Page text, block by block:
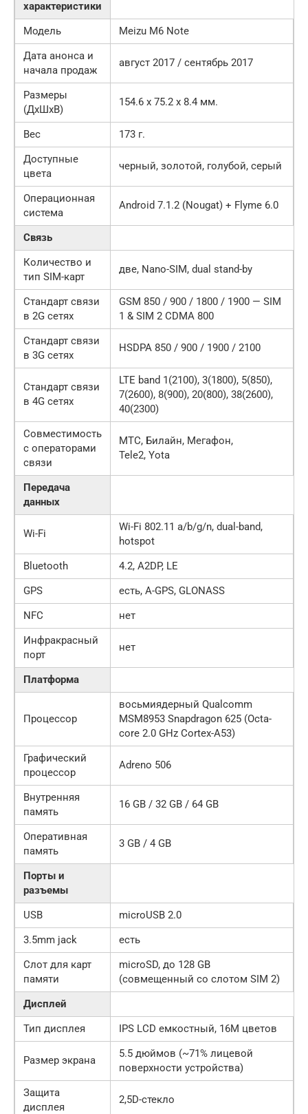
характеристики
Модель
Meizu M6 Note
Дата анонса и
начала продаж
август 2017 / сентябрь 2017
Размеры
(ДxШxВ)
154.6 x 75.2 x 8.4 мм.
Вес
173 г.
Доступные
цвета
черный, золотой, голубой, серый
Операционная
система
Android 7.1.2 (Nougat) + Flyme 6.0
Связь
Количество и
тип SIM-карт
две, Nano-SIM, dual stand-by
Стандарт связи
в 2G сетях
GSM 850 / 900 / 1800 / 1900 — SIM
1 & SIM 2 CDMA 800
Стандарт связи
в 3G сетях
HSDPA 850 / 900 / 1900 / 2100
Стандарт связи
в 4G сетях
LTE band 1(2100), 3(1800), 5(850),
7(2600), 8(900), 20(800), 38(2600),
40(2300)
Совместимость
с операторами
связи
МТС, Билайн, Мегафон,
Tele2, Yota
Передача
данных
Wi-Fi
Wi-Fi 802.11 a/b/g/n, dual-band,
hotspot
Bluetooth
4.2, A2DP, LE
GPS
есть, A-GPS, GLONASS
NFC
нет
Инфракрасный
порт
нет
Платформа
Процессор
восьмиядерный Qualcomm
MSM8953 Snapdragon 625 (Octa-
core 2.0 GHz Cortex-A53)
Графический
процессор
Adreno 506
Внутренняя
память
16 GB / 32 GB / 64 GB
Оперативная
память
3 GB / 4 GB
Порты и
разъемы
USB
microUSB 2.0
3.5mm jack
есть
Слот для карт
памяти
microSD, до 128 GB
(совмещенный со слотом SIM 2)
Дисплей
Тип дисплея
IPS LCD емкостный, 16M цветов
Размер экрана
5.5 дюймов (~71% лицевой
поверхности устройства)
Защита
дисплея
2,5D-стекло